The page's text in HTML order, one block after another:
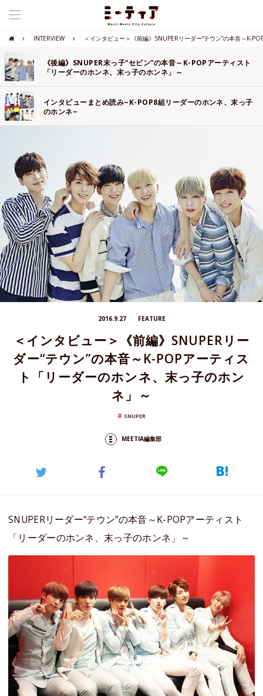
INTERVIEW ＜インタビュー＞《前編》SNUPERリーダー“テウン”の本音～K-
《後編》SNUPER末っ子“セビン”の本音～K-POPアーティスト
「リーダーのホンネ、末っ子のホンネ」～
インタビューまとめ読み~K-POP8組リーダーのホンネ、末っ子
のホンネ~
2016.9.27 FEATURE
＜インタビュー＞《前編》SNUPERリー
ダー“テウン”の本音～K-POPアーティス
ト「リーダーのホンネ、末っ子のホン
ネ」～
SNUPER
MEETIA編集部
SNUPERリーダー“テウン”の本音～K-POPアーティスト
「リーダーのホンネ、末っ子のホンネ」～